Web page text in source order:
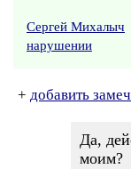
Сергей Михалыч
нарушении
+ добавить
Да,
моим?